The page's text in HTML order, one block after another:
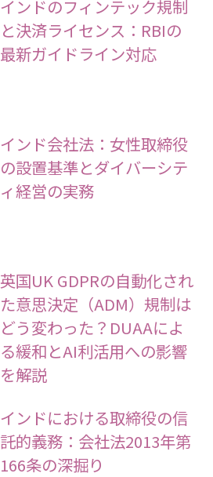
インドのフィンテック規制
と決済ライセンス：RBIの
最新ガイドライン対応
インド会社法：女性取締役
の設置基準とダイバーシテ
ィ経営の実務
英国UK GDPRの自動化され
た意思決定（ADM）規制は
どう変わった？DUAAによ
る緩和とAI利活用への影響
を解説
インドにおける取締役の信
託的義務：会社法2013年第
166条の深掘り